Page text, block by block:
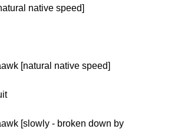
native speed]
[natural native speed]
[slowly - broken down by